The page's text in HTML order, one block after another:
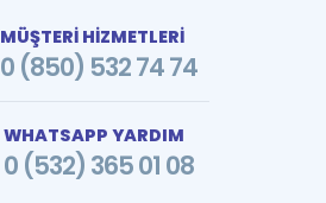
MÜŞTERİ HİZMETLERİ
0 (850) 532 74 74
WHATSAPP YARDIM
0 (532) 365 01 08